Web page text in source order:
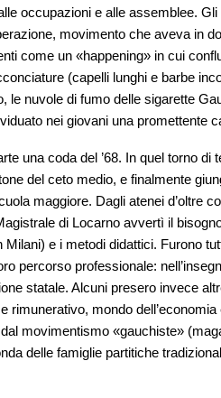
occupazioni e alle assemblee.
movimento che aveva in
come un «happening» in cui
(capelli lunghi e barbe
le nuvole di fumo delle sigarette
nei giovani una promettente
una coda del ’68. In quel torno
del ceto medio, e finalmente
maggiore. Dagli atenei d’oltre
di Locarno avvertì il
Milani) e i metodi didattici. Furono
percorso professionale:
statale. Alcuni presero invece
rimunerativo, mondo
movimentismo «gauchiste»
delle famiglie partitiche